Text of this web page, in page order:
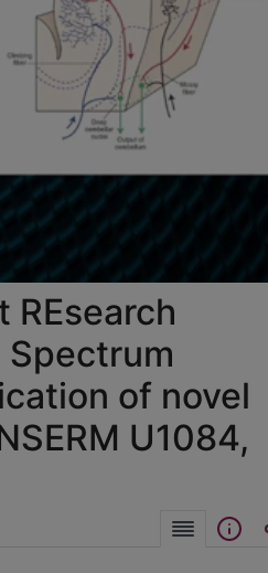
REsearch
of novel
U1084,